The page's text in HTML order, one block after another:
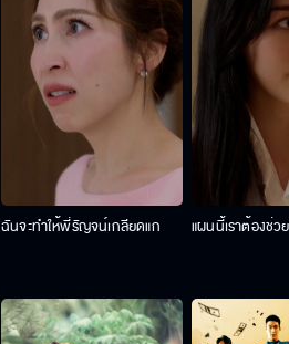
ฉันจะทำให้พี่รัญจน์เกลียดแก แผนนี้เราต้องช่ว